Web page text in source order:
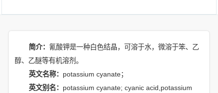
简介： 氰酸钾是一种白色结晶，可溶于水，微溶于笨、乙
醇、乙醚等有机溶剂。
英文名称： potassium cyanate；
英文别名： potassium cyanate; cyanic acid,potassium